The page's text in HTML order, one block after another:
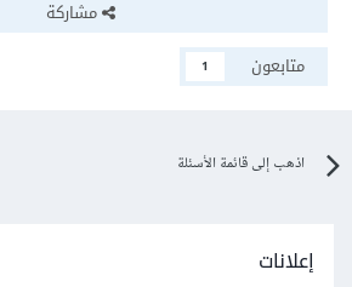
مشاركة
متابعون
1
اذهب إلى قائمة الأسئلة
إعلانات